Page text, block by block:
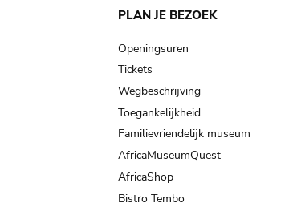
Main
navigation
PLAN JE BEZOEK
Openingsuren
Tickets
Wegbeschrijving
Toegankelijkheid
Familievriendelijk museum
AfricaMuseumQuest
AfricaShop
Bistro Tembo